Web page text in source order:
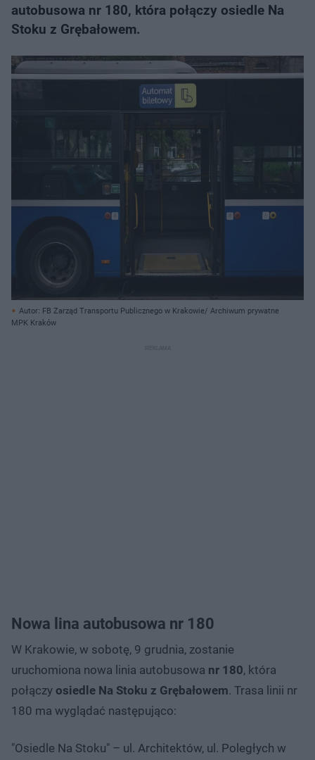
autobusowa nr 180, która połączy osiedle Na
Stoku z Grębałowem.
Autor: FB Zarząd Transportu Publicznego w Krakowie/ Archiwum prywatne
MPK Kraków
Nowa lina autobusowa nr 180
W Krakowie, w sobotę, 9 grudnia, zostanie
uruchomiona nowa linia autobusowa nr 180, która
połączy osiedle Na Stoku z Grębałowem. Trasa linii nr
180 ma wyglądać następująco:
"Osiedle Na Stoku" – ul. Architektów, ul. Poległych w